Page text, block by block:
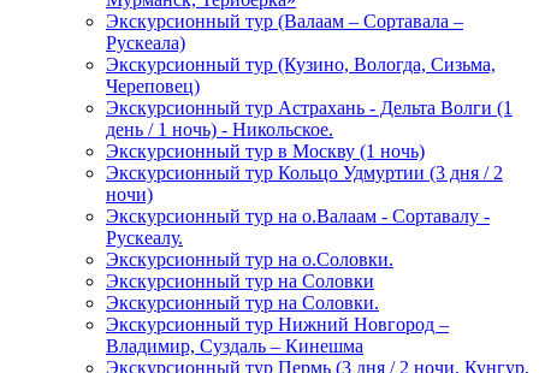
Экскурсионный тур (Валаам – Сортавала –
Рускеала)
Экскурсионный тур (Кузино, Вологда, Сизьма,
Череповец)
Экскурсионный тур Астрахань - Дельта Волги (1
день / 1 ночь) - Никольское.
Экскурсионный тур в Москву (1 ночь)
Экскурсионный тур Кольцо Удмуртии (3 дня / 2
ночи)
Экскурсионный тур на о.Валаам - Сортавалу -
Рускеалу.
Экскурсионный тур на о.Соловки.
Экскурсионный тур на Соловки
Экскурсионный тур на Соловки.
Экскурсионный тур Нижний Новгород –
Владимир, Суздаль – Кинешма
Экскурсионный тур Пермь (3 дня / 2 ночи, Кунгур,